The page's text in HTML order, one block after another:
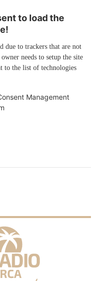
to load the
due to trackers that are not
needs to setup the site
to the list of technologies
Management